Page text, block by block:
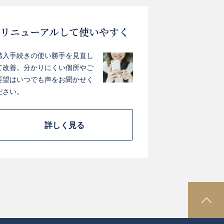
リニューアルして使いやすく
入手続きの使い勝手を見直し
改善。分かりにくい個所やご
望はいつでも声をお聞かせく
さい。
詳しく見る
P
A